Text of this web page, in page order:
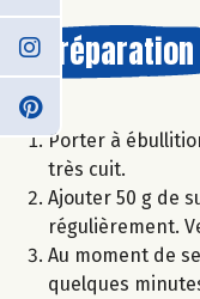
Préparation
Porter à
très cuit.
Ajouter 50 g de
régulièrement.
Au moment de
quelques